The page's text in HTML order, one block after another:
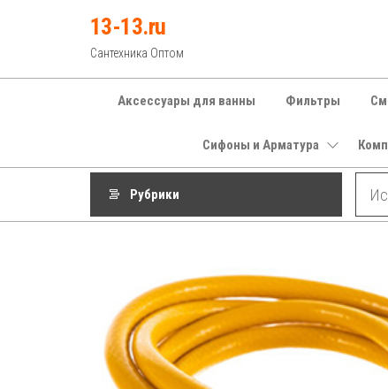
13-13.ru
Сантехника Оптом
Аксессуары для ванны Фильтры
Сифоны и Арматура
Рубрики